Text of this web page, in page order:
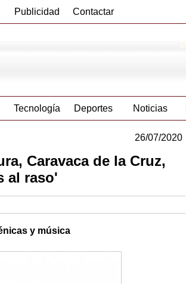
Publicidad Contactar
Tecnología Deportes Noticias
26/07/2020
Caravaca de la Cruz,
al raso'
y música